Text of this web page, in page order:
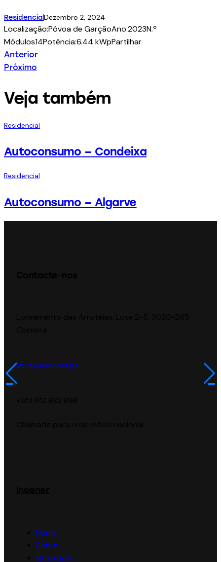
ResidencialDezembro 2, 2024
Localização:Póvoa de GarçãoAno:2023N.º
Módulos14Potência:6.44 kWpPartilhar
Anterior
Próximo
Veja também
Residencial
Autoconsumo – Condeixa
Residencial
Autoconsumo – Algarve
geral@inoener.pt
Home
Sobre
Qualidade